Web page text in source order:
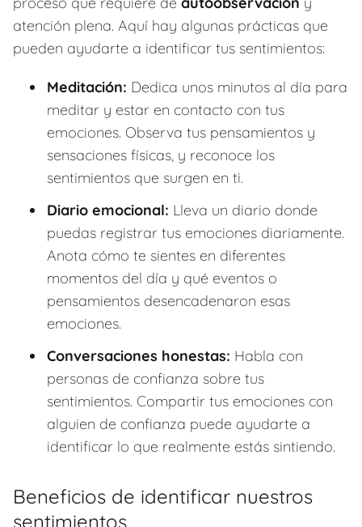
atención plena. Aquí hay algunas prácticas que
pueden ayudarte a identificar tus sentimientos:
Meditación: Dedica unos minutos al día para
meditar y estar en contacto con tus
emociones. Observa tus pensamientos y
sensaciones físicas, y reconoce los
sentimientos que surgen en ti.
Diario emocional: Lleva un diario donde
puedas registrar tus emociones diariamente.
Anota cómo te sientes en diferentes
momentos del día y qué eventos o
pensamientos desencadenaron esas
emociones.
Conversaciones honestas: Habla con
personas de confianza sobre tus
sentimientos. Compartir tus emociones con
alguien de confianza puede ayudarte a
identificar lo que realmente estás sintiendo.
Beneficios de identificar nuestros
sentimientos